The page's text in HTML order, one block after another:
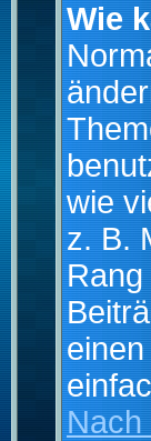
Wie
wie
z. B.
Nach